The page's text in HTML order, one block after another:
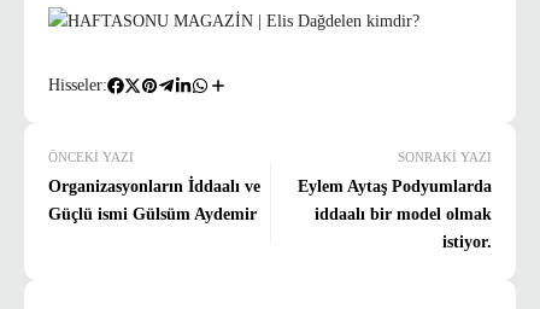
Hisseler:
ÖNCEKI YAZI
Organizasyonların İddaalı ve
Güçlü ismi Gülsüm Aydemir
SONRAKI YAZI
Eylem Aytaş Podyumlarda
iddaalı bir model olmak
istiyor.